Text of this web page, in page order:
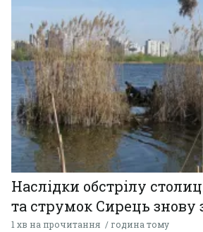
Наслідки обстрілу
та струмок Сирець знову
1 хв на прочитання година тому